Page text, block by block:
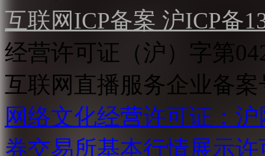
互联网ICP备案 沪ICP备
经营许可证（沪）字第
互联网直播服务企业备案
网络文化经营许可证：
券交易所基本行情展示许